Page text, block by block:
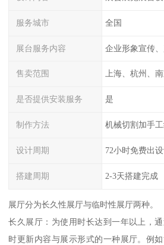
服务城市 全国
展台服务内容 企业形象宣传
售卖范围 上海、杭州、
是否提供安装服务 是
制作方法 机械切割加手
设计周期 72小时免费出
搭建周期 2-3天搭建完成
展厅分为长久性展厅与临时性展厅两种。
长久展厅：为使用时长达到一年以上，
时更新内容与展示形式的一种展厅。例